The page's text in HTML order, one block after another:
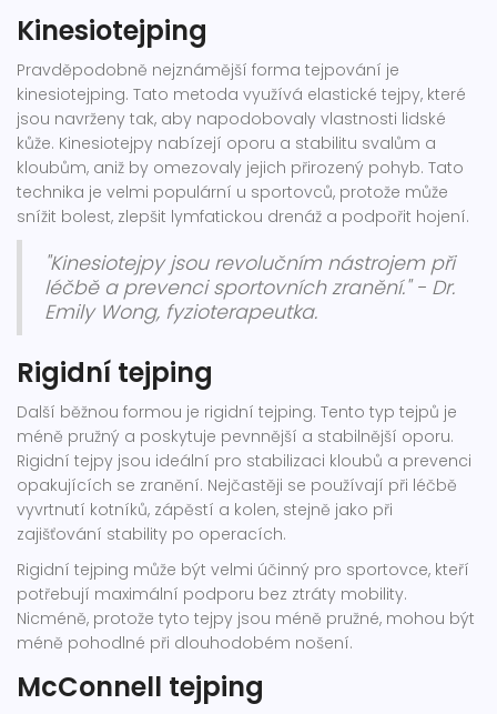
Kinesiotejping
Pravděpodobně nejznámější forma tejpování je
kinesiotejping. Tato metoda využívá elastické tejpy, které
jsou navrženy tak, aby napodobovaly vlastnosti lidské
kůže. Kinesiotejpy nabízejí oporu a stabilitu svalům a
kloubům, aniž by omezovaly jejich přirozený pohyb. Tato
technika je velmi populární u sportovců, protože může
snížit bolest, zlepšit lymfatickou drenáž a podpořit hojení.
"Kinesiotejpy jsou revolučním nástrojem při
léčbě a prevenci sportovních zranění." - Dr.
Emily Wong, fyzioterapeutka.
Rigidní tejping
Další běžnou formou je rigidní tejping. Tento typ tejpů je
méně pružný a poskytuje pevnnější a stabilnější oporu.
Rigidní tejpy jsou ideální pro stabilizaci kloubů a prevenci
opakujících se zranění. Nejčastěji se používají při léčbě
vyvrtnutí kotníků, zápěstí a kolen, stejně jako při
zajišťování stability po operacích.
Rigidní tejping může být velmi účinný pro sportovce, kteří
potřebují maximální podporu bez ztráty mobility.
Nicméně, protože tyto tejpy jsou méně pružné, mohou být
méně pohodlné při dlouhodobém nošení.
McConnell tejping